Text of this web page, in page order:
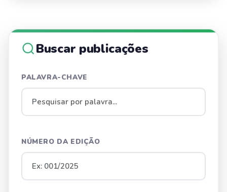
Buscar publicações
PALAVRA-CHAVE
NÚMERO DA EDIÇÃO